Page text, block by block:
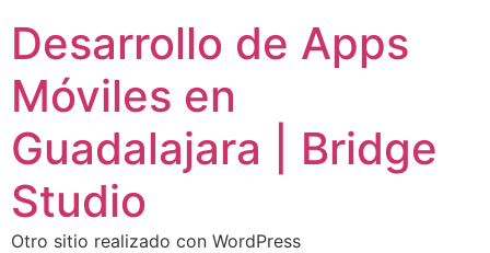
contenido
Desarrollo de Apps
Móviles en
Guadalajara | Bridge
Studio
Otro sitio realizado con WordPress